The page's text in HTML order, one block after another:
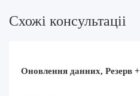
Схожi консультацii
Оновлення данних, Резерв +